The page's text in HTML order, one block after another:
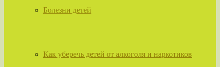
Болезни детей
Как уберечь детей от алкоголя и наркотиков